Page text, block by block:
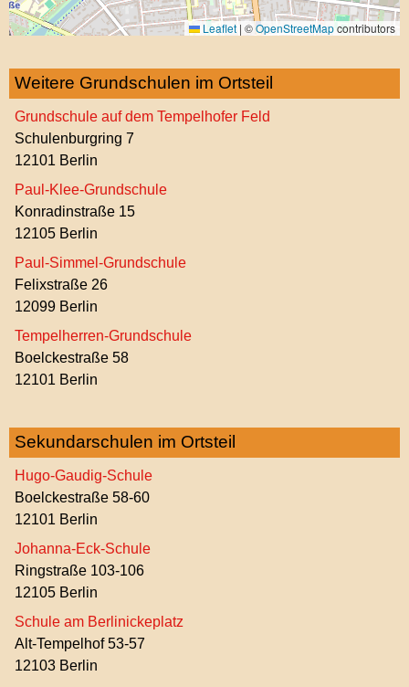
Leaflet | ©OpenStreetMapcontributors
Weitere Grundschulen im Ortsteil
Grundschule auf dem Tempelhofer Feld
Schulenburgring 7
12101 Berlin
Paul-Klee-Grundschule
Konradinstraße 15
12105 Berlin
Paul-Simmel-Grundschule
Felixstraße 26
12099 Berlin
Tempelherren-Grundschule
Boelckestraße 58
12101 Berlin
Sekundarschulen im Ortsteil
Hugo-Gaudig-Schule
Boelckestraße 58-60
12101 Berlin
Johanna-Eck-Schule
Ringstraße 103-106
12105 Berlin
Schule am Berlinickeplatz
Alt-Tempelhof 53-57
12103 Berlin